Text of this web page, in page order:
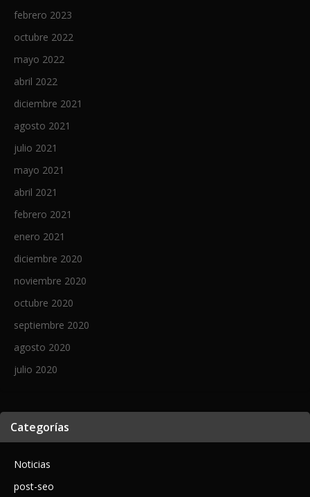
febrero 2023
octubre 2022
mayo 2022
abril 2022
diciembre 2021
agosto 2021
julio 2021
mayo 2021
abril 2021
febrero 2021
enero 2021
diciembre 2020
noviembre 2020
octubre 2020
septiembre 2020
agosto 2020
julio 2020
Categorías
Noticias
post-seo